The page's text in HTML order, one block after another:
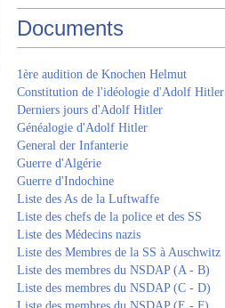
Documents
1ère audition de Knochen Helmut
Constitution de l'idéologie d'Adolf Hitler
Derniers jours d'Adolf Hitler
Généalogie d'Adolf Hitler
General der Infanterie
Guerre d'Algérie
Guerre d'Indochine
Liste des As de la Luftwaffe
Liste des chefs de la police et des SS
Liste des Médecins nazis
Liste des Membres de la SS à Auschwitz
Liste des membres du NSDAP (A - B)
Liste des membres du NSDAP (C - D)